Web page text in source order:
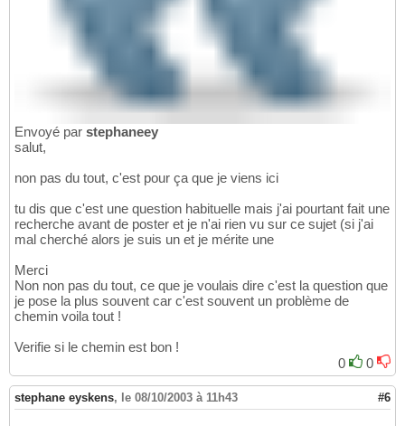
Envoyé par stephaneey
salut,
non pas du tout, c'est pour ça que je viens ici
tu dis que c'est une question habituelle mais j'ai pourtant fait une
recherche avant de poster et je n'ai rien vu sur ce sujet (si j'ai
mal cherché alors je suis un et je mérite une
Merci
Non non pas du tout, ce que je voulais dire c'est la question que
je pose la plus souvent car c'est souvent un problème de
chemin voila tout !
Verifie si le chemin est bon !
0
0
stephane eyskens, le 08/10/2003 à 11h43 #6